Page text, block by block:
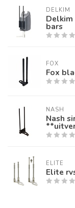
DELKIM
Delkim
bars
FOX
Fox
NASH
Nash
ELITE
Elite